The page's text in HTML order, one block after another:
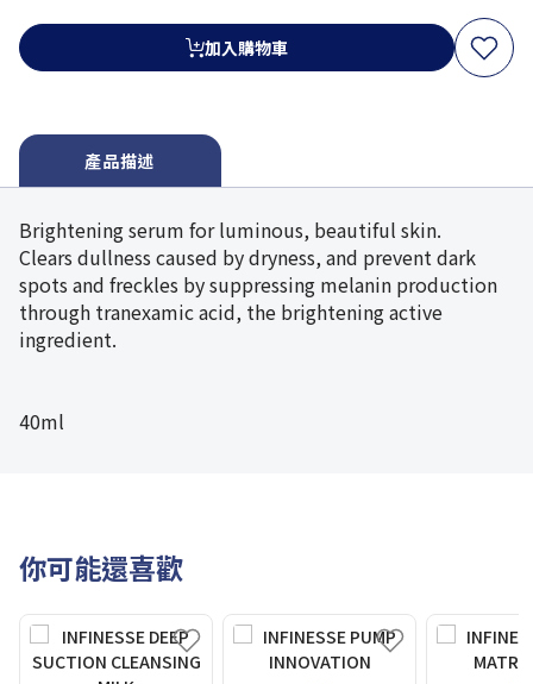
加入購物車
產品描述
Brightening serum for luminous, beautiful skin.
Clears dullness caused by dryness, and prevent dark
spots and freckles by suppressing melanin production
through tranexamic acid, the brightening active
ingredient.
40ml
你可能還喜歡